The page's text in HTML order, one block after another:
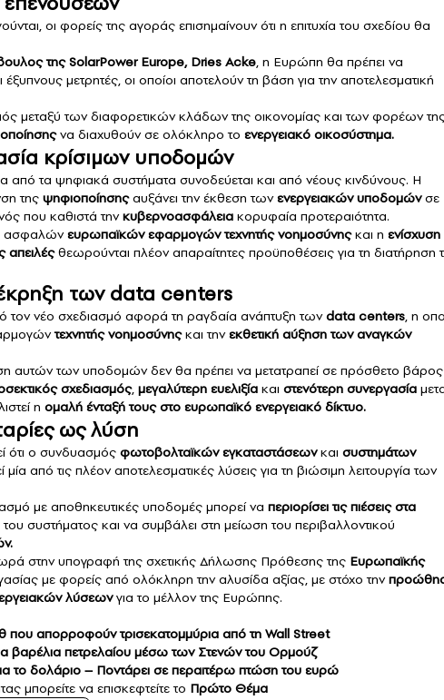
οι φορείς της αγοράς επισημαίνουν ότι η επιτυχία του σχεδίου θα
της SolarPower Europe, Dries Acke, η Ευρώπη θα πρέπει να
έξυπνους μετρητές, οι οποίοι αποτελούν τη βάση για την αποτελεσματική
μεταξύ των διαφορετικών κλάδων της οικονομίας και των φορέων
να διαχυθούν σε ολόκληρο το ενεργειακό οικοσύστημα.
κρίσιμων υποδομών
από τα ψηφιακά συστήματα συνοδεύεται και από νέους κινδύνους. Η
της ψηφιοποίησηςαυξάνει την έκθεση τωνενεργειακών υποδομώνσε
που καθιστά τηνκυβερνοασφάλεια κορυφαία προτεραιότητα.
ασφαλώνευρωπαϊκών εφαρμογών τεχνητής νοημοσύνηςκαι η ενίσχυση
απειλέςθεωρούνται πλέον απαραίτητες προϋποθέσεις για τη διατήρηση
των data centers
τον νέο σχεδιασμό αφορά τη ραγδαία ανάπτυξη τωνdata centers, η
τεχνητής νοημοσύνηςκαι τηνεκθετική αύξηση των αναγκών
αυτών των υποδομών δεν θα πρέπει να μετατραπεί σε πρόσθετο βάρος
σχεδιασμός, μεγαλύτερη ευελιξία και στενότερη συνεργασία
η ομαλή ένταξή τους στο ευρωπαϊκό ενεργειακό δίκτυο.
ως λύση
ότι ο συνδυασμόςφωτοβολταϊκών εγκαταστάσεωνκαι συστημάτων
μία από τις πλέον αποτελεσματικές λύσεις για τη βιώσιμη λειτουργία των
με αποθηκευτικές υποδομές μπορεί να περιορίσει τις πιέσεις στα
του συστήματος και να συμβάλει στη μείωση του περιβαλλοντικού
στην υπογραφή της σχετικής Δήλωσης Πρόθεσης της Ευρωπαϊκής
με φορείς από ολόκληρη την αλυσίδα αξίας, με στόχο την
λύσεωνγια το μέλλον της Ευρώπης.
απορροφούν τρισεκατομμύρια από τη Wall Street
βαρέλια πετρελαίου μέσω των Στενών του Ορμούζ
το δολάριο – Ποντάρει σε περαιτέρω πτώση του ευρώ
μπορείτε να επισκεφτείτε το Πρώτο Θέμα